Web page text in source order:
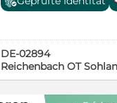
wachsen im Haus und
Tollwut). Auch bin ich mehrfach entwurmt. Falls
Sie mich abholen,
schicke Welpenfrisur
erreichen. Wau, Wau
DE-02894
Reichenbach OT